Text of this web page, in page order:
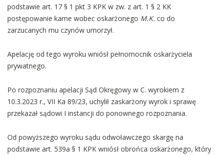
podstawie art. 17 § 1 pkt 3 KPK w zw. z art. 1 § 2 KK
postępowanie karne wobec oskarżonego M.K. co do
zarzucanych mu czynów umorzył.
Apelację od tego wyroku wniósł pełnomocnik oskarżyciela
prywatnego.
Po rozpoznaniu apelacji Sąd Okręgowy w C. wyrokiem z
10.3.2023 r., VII Ka 89/23, uchylił zaskarżony wyrok i sprawę
przekazał sądowi I instancji do ponownego rozpoznania.
Od powyższego wyroku sądu odwoławczego skargę na
podstawie art. 539a § 1 KPK wniósł obrońca oskarżonego, który